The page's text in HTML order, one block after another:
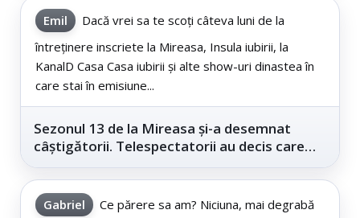
Emil
Dacă vrei sa te scoți câteva luni de la
întreținere inscriete la Mireasa, Insula iubirii, la
KanalD Casa Casa iubirii și alte show-uri dinastea în
care stai în emisiune...
Sezonul 13 de la Mireasa și-a desemnat
câștigătorii. Telespectatorii au decis care
Gabriel Ce părere sa am? Niciuna, mai degrabă